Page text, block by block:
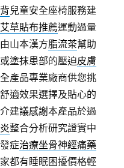
兒童安全座椅服務建
艾草貼布推薦運動過量
山本漢方脂流茶幫助
塗抹患部的壓迫皮膚
產品專業廠商供您挑
適效果選擇及貼心的
建議感謝本產品於過
整合分析研究證實中
症治療坐骨神經痛藥
都有睡眠困擾價格輕